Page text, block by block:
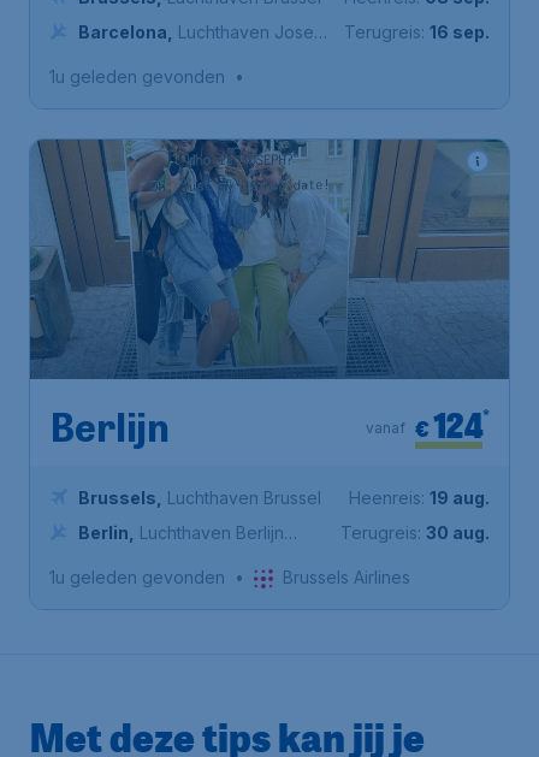
Barcelona
Luchthaven Josep
Terugreis: 16 sep.
1u geleden gevonden •
Berlijn €124*
vanaf
Brussels
Luchthaven Brussel
Berlin
Luchthaven Berlijn
Heenreis: 19 aug.
Terugreis: 30 aug.
1u geleden gevonden • Brussels Airlines
Met deze tips kan jij je